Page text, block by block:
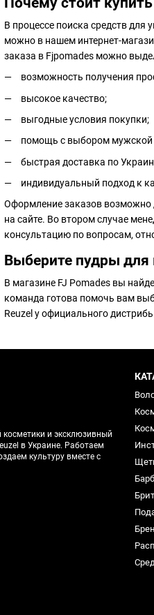
В процессе поиска средств
можно в нашем интернет-
заказа в Fjpomades можно
возможность получения
высокое качество;
выгодные условия покупки;
помощь с выбором мужской
быстрая доставка по
индивидуальный подход к
Оформление заказов возможно
на сайте. Во втором случае
консультацию по вопросам,
Выберите пудры для
В магазине FJ Pomades вы
команда готова помочь вам
Reuzel у официального
и эксклюзивный
в Украине. Работаем
культуру вместе с